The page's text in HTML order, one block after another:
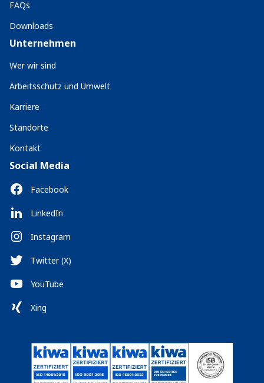
FAQs
Downloads
Unternehmen
Wer wir sind
Arbeitsschutz und Umwelt
Karriere
Standorte
Kontakt
Social Media
Facebook
LinkedIn
Instagram
Twitter (X)
YouTube
Xing